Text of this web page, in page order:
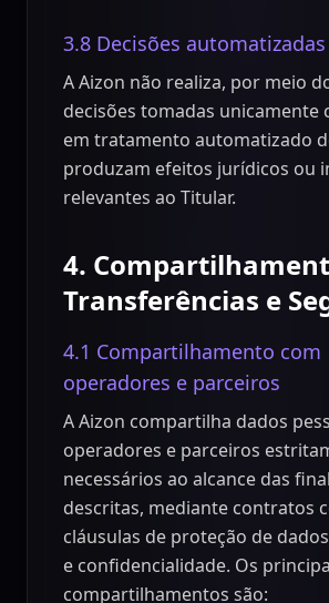
3.8 Decisões automatizadas
A Aizon não realiza, por meio
decisões tomadas unicamente
em tratamento automatizado
produzam efeitos jurídicos ou
relevantes ao Titular.
4.
Transferências e
4.1 Compartilhamento com
operadores e parceiros
A Aizon compartilha dados
operadores e parceiros
necessários ao alcance das
descritas, mediante contratos
cláusulas de proteção de
e confidencialidade. Os
compartilhamentos são: